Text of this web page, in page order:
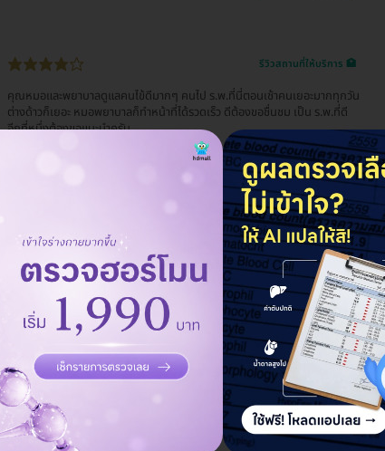
รีวิวสถานที่ให้บริการ 🏥
คุณหมอและพยาบาลดูแลคนไข้ดีมากๆ คนไป ร.พ.ที่นี่ตอนเช้าคนเยอะมากทุกวัน
ต่างด้าวก็เยอะ หมอพยาบาลก็ทำหน้าที่ได้รวดเร็ว ดีต้องขอชื่นชม เป็น ร.พ.ที่ดี
อีกที่หนึ่งต้องขอแนะนำครับ
ดูรีวิวต้นฉบับ